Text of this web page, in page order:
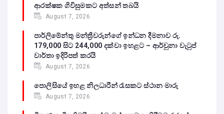
ආරක්ෂක ගිවිසුමකට අත්සන් තබයි
August 7, 2026
පාර්ලිමේන්තු මන්ත්‍රීවරුන්ගේ ඉන්ධන දීමනාව රු.
179,000 සිට 244,000 දක්වා ඉහළට – ආර්චුනා වැටුප්
වාර්තා ඉදිරිපත් කරයි
August 7, 2026
පොලිසියේ ඉහළ නිලධාරීන් රැසකට ස්ථාන මාරු
August 7, 2026